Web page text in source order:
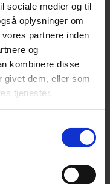
sociale medier og til
oplysninger om
partnere inden
og
kombinere disse
givet dem, eller som
tjenester.